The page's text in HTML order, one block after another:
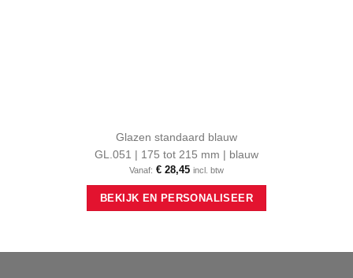
Glazen standaard blauw
GL.051 | 175 tot 215 mm | blauw
Vanaf: € 28,45 incl. btw
BEKIJK EN PERSONALISEER
heeft